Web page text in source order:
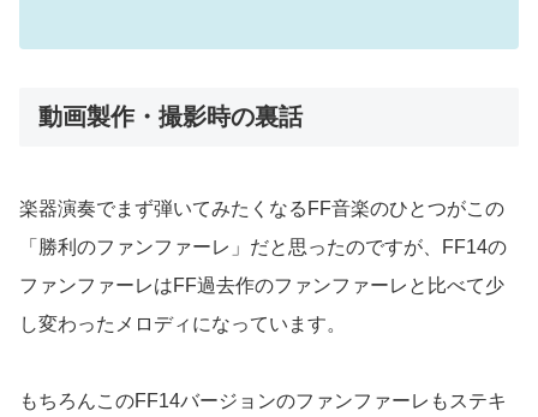
動画製作・撮影時の裏話
楽器演奏でまず弾いてみたくなるFF音楽のひとつがこの
「勝利のファンファーレ」だと思ったのですが、FF14の
ファンファーレはFF過去作のファンファーレと比べて少
し変わったメロディになっています。
もちろんこのFF14バージョンのファンファーレもステキ